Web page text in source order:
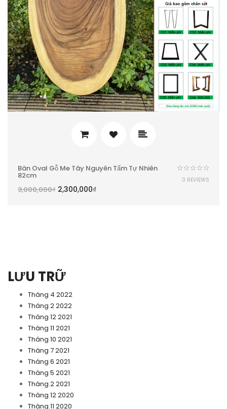
LƯU TRỮ
Tháng 4 2022
Tháng 2 2022
Tháng 12 2021
Tháng 11 2021
Tháng 10 2021
Tháng 7 2021
Tháng 6 2021
Tháng 5 2021
Tháng 2 2021
Tháng 12 2020
Tháng 11 2020
Bàn Oval Gỗ Me Tây Nguyên Tấm Tự Nhiên
82cm
3,000,000₫ 2,300,000₫
0 REVIEWS